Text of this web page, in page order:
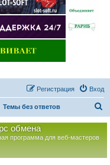
Вход
Регистрация
Темы без ответов
обмена
программа для веб-мастеров